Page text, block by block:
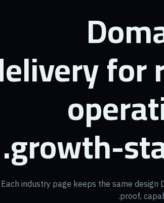
for
growth-
Each industry page keeps the same design
proof,